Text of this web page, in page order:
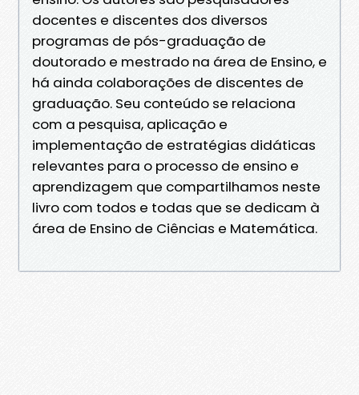
docentes e discentes dos diversos
programas de pós-graduação de
doutorado e mestrado na área de Ensino, e
há ainda colaborações de discentes de
graduação. Seu conteúdo se relaciona
com a pesquisa, aplicação e
implementação de estratégias didáticas
relevantes para o processo de ensino e
aprendizagem que compartilhamos neste
livro com todos e todas que se dedicam à
área de Ensino de Ciências e Matemática.